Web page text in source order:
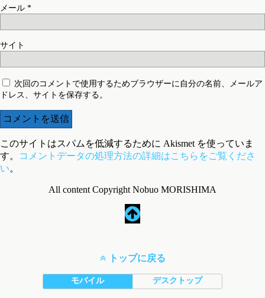
メール *
サイト
次回のコメントで使用するためブラウザーに自分の名前、メールア
ドレス、サイトを保存する。
このサイトはスパムを低減するために Akismet を使っていま
す。
コメントデータの処理方法の詳細はこちらをご覧くださ
い。
All content Copyright Nobuo MORISHIMA
トップに戻る
モバイル デスクトップ